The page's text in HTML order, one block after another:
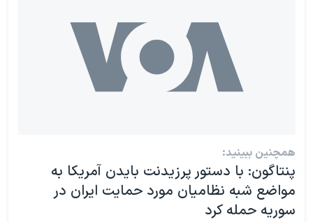
همچنین ببینید:
پنتاگون: با دستور پرزیدنت بایدن آمریکا به
مواضع شبه نظامیان مورد حمایت ایران در
سوریه حمله کرد